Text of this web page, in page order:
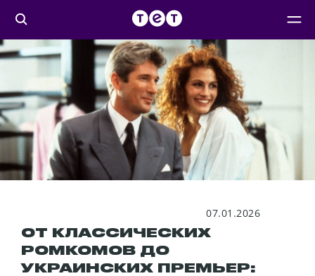
07.01.2026
ОТ КЛАССИЧЕСКИХ
РОМКОМОВ ДО
УКРАИНСКИХ ПРЕМЬЕР: